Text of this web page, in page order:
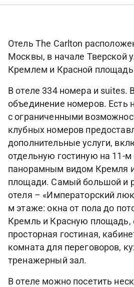
Отель The Carlton
Москвы, в начале Тверской
Кремлем и Красной
В отеле 334 номера и suites.
объединение номеров. Есть
с ограниченными
клубных номеров
дополнительные услуги,
отдельную гостиную на 11-м
панорамным видом Кремля
площади. Самый большой и
отеля – «Императорский
м этаже: окна от пола до
Кремль и Красную площадь,
просторная гостиная,
комната для переговоров,
тренажерный зал.
В отеле можно посетить